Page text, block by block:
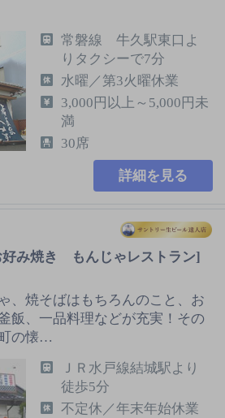
常磐線 牛久駅東口よ
りタクシーで7分
水曜／第3火曜休業
3,000円以上～5,000円未
満
30席
詳細を見る
好み焼き もんじゃレストラン]
、焼そばはもちろんのこと、お
飯、一品料理などが充実！その
の懐…
ＪＲ水戸線結城駅より
徒歩5分
不定休／年末年始休業